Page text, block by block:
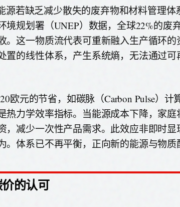
源若缺乏减少散失的废弃物和材料管理体
境规划署（UNEP）数据，全球22%的废
。这一物质流代表可重新融入生产循环
置的线性体系，产生系统熵，无法通过可
欧元的节省，如碳脉（Carbon Pulse）计
热力学效率指标。当能源成本下降，家庭
，减少一次性产品需求。此效应非即时显
。体系已不再平衡，正向新的能源与物质
的认可